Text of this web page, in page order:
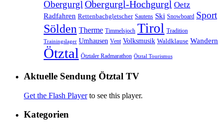
ObergurglObergurgl-Hochgurgl Oetz
Radfahren Rettenbachgletscher Sautens Ski Snowboard Sport
Sölden Therme Timmelsjoch Tirol Tradition
Trainingslager Umhausen Vent Volksmusik Waldklause Wandern
Ötztal Ötztaler Radmarathon Ötztal Tourismus
Aktuelle Sendung Ötztal TV
Get the Flash Playerto see this player.
Kategorien